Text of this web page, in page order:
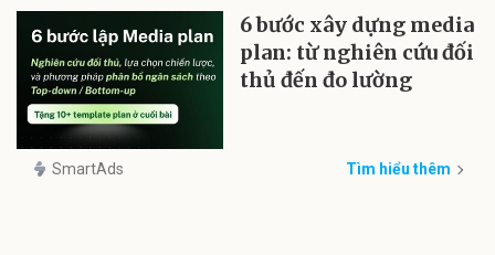
6 bước xây dựng media
plan: từ nghiên cứu đối
thủ đến đo lường
SmartAds Tìm hiểu thêm